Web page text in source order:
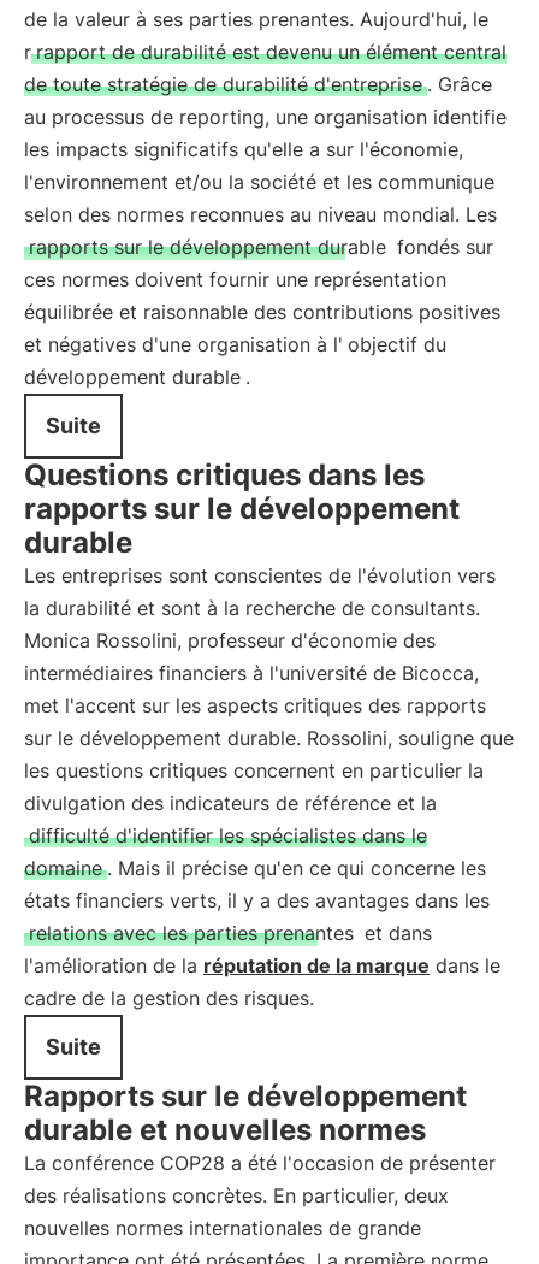
de la valeur à ses parties prenantes. Aujourd'hui, le
r rapport de durabilité est devenu un élément central
de toute stratégie de durabilité d'entreprise . Grâce
au processus de reporting, une organisation identifie
les impacts significatifs qu'elle a sur l'économie,
l'environnement et/ou la société et les communique
selon des normes reconnues au niveau mondial. Les
rapports sur le développement durable fondés sur
ces normes doivent fournir une représentation
équilibrée et raisonnable des contributions positives
et négatives d'une organisation à l' objectif du
développement durable .
Suite
Questions critiques dans les
rapports sur le développement
durable
Les entreprises sont conscientes de l'évolution vers
la durabilité et sont à la recherche de consultants.
Monica Rossolini, professeur d'économie des
intermédiaires financiers à l'université de Bicocca,
met l'accent sur les aspects critiques des rapports
sur le développement durable. Rossolini, souligne que
les questions critiques concernent en particulier la
divulgation des indicateurs de référence et la
difficulté d'identifier les spécialistes dans le
domaine . Mais il précise qu'en ce qui concerne les
états financiers verts, il y a des avantages dans les
relations avec les parties prenantes et dans
l'amélioration de la réputation de la marque dans le
cadre de la gestion des risques.
Suite
Rapports sur le développement
durable et nouvelles normes
La conférence COP28 a été l'occasion de présenter
des réalisations concrètes. En particulier, deux
nouvelles normes internationales de grande